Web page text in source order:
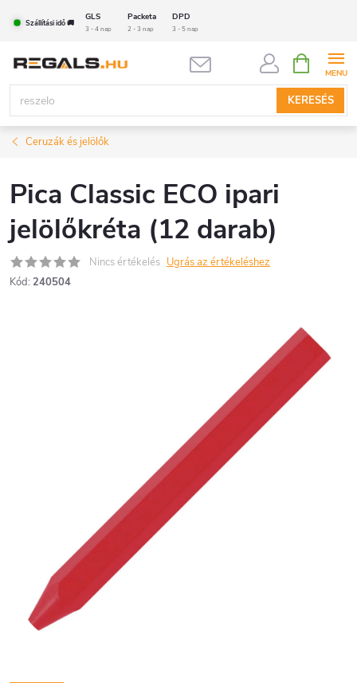
tartalomhoz
Szállítási idő 🚚
GLS Packeta DPD
3 - 4 nap 2 - 3 nap 3 - 5 nap
KERESÉS
KOSÁR
Ceruzák és jelölők
Pica Classic ECO ipari
jelölőkréta (12 darab)
Nincs értékelés Ugrás az értékeléshez
Kód: 240504